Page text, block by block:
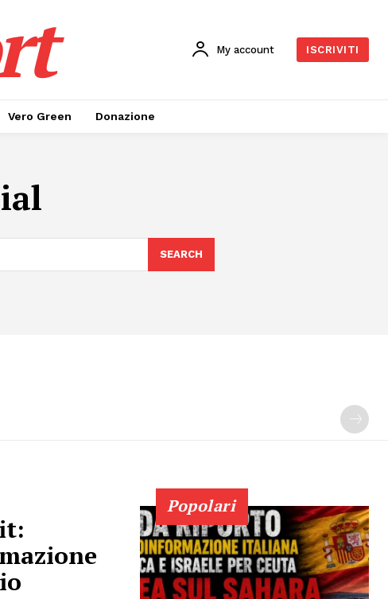
My account ISCRIVITI
Vero Green Donazione
SEARCH
Popolari